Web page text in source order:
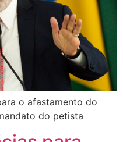
o afastamento do
do petista